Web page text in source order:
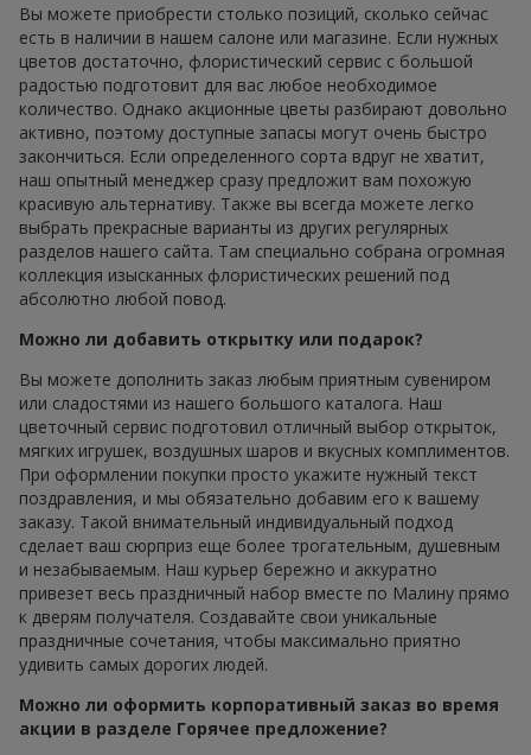
Вы можете приобрести столько позиций, сколько сейчас
есть в наличии в нашем салоне или магазине. Если нужных
цветов достаточно, флористический сервис с большой
радостью подготовит для вас любое необходимое
количество. Однако акционные цветы разбирают довольно
активно, поэтому доступные запасы могут очень быстро
закончиться. Если определенного сорта вдруг не хватит,
наш опытный менеджер сразу предложит вам похожую
красивую альтернативу. Также вы всегда можете легко
выбрать прекрасные варианты из других регулярных
разделов нашего сайта. Там специально собрана огромная
коллекция изысканных флористических решений под
абсолютно любой повод.
Можно ли добавить открытку или подарок?
Вы можете дополнить заказ любым приятным сувениром
или сладостями из нашего большого каталога. Наш
цветочный сервис подготовил отличный выбор открыток,
мягких игрушек, воздушных шаров и вкусных комплиментов.
При оформлении покупки просто укажите нужный текст
поздравления, и мы обязательно добавим его к вашему
заказу. Такой внимательный индивидуальный подход
сделает ваш сюрприз еще более трогательным, душевным
и незабываемым. Наш курьер бережно и аккуратно
привезет весь праздничный набор вместе по Малину прямо
к дверям получателя. Создавайте свои уникальные
праздничные сочетания, чтобы максимально приятно
удивить самых дорогих людей.
Можно ли оформить корпоративный заказ во время
акции в разделе Горячее предложение?